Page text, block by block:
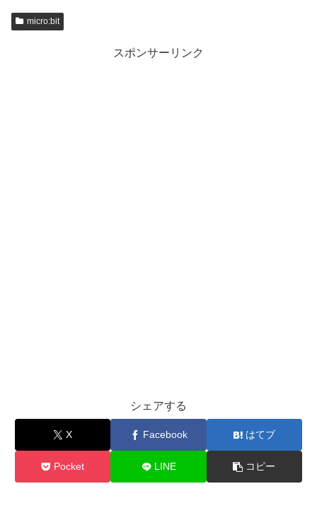
micro:bit
スポンサーリンク
シェアする
X Facebook はてブ
Pocket LINE コピー